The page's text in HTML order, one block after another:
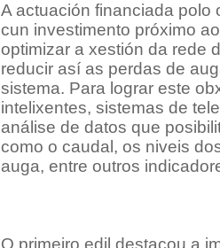
A actuación financiada
cun investimento próximo
optimizar a xestión da rede
reducir así as perdas de
sistema. Para lograr este
intelixentes, sistemas de
análise de datos que
como o caudal, os niveis
auga, entre outros
O primeiro edil destacou a